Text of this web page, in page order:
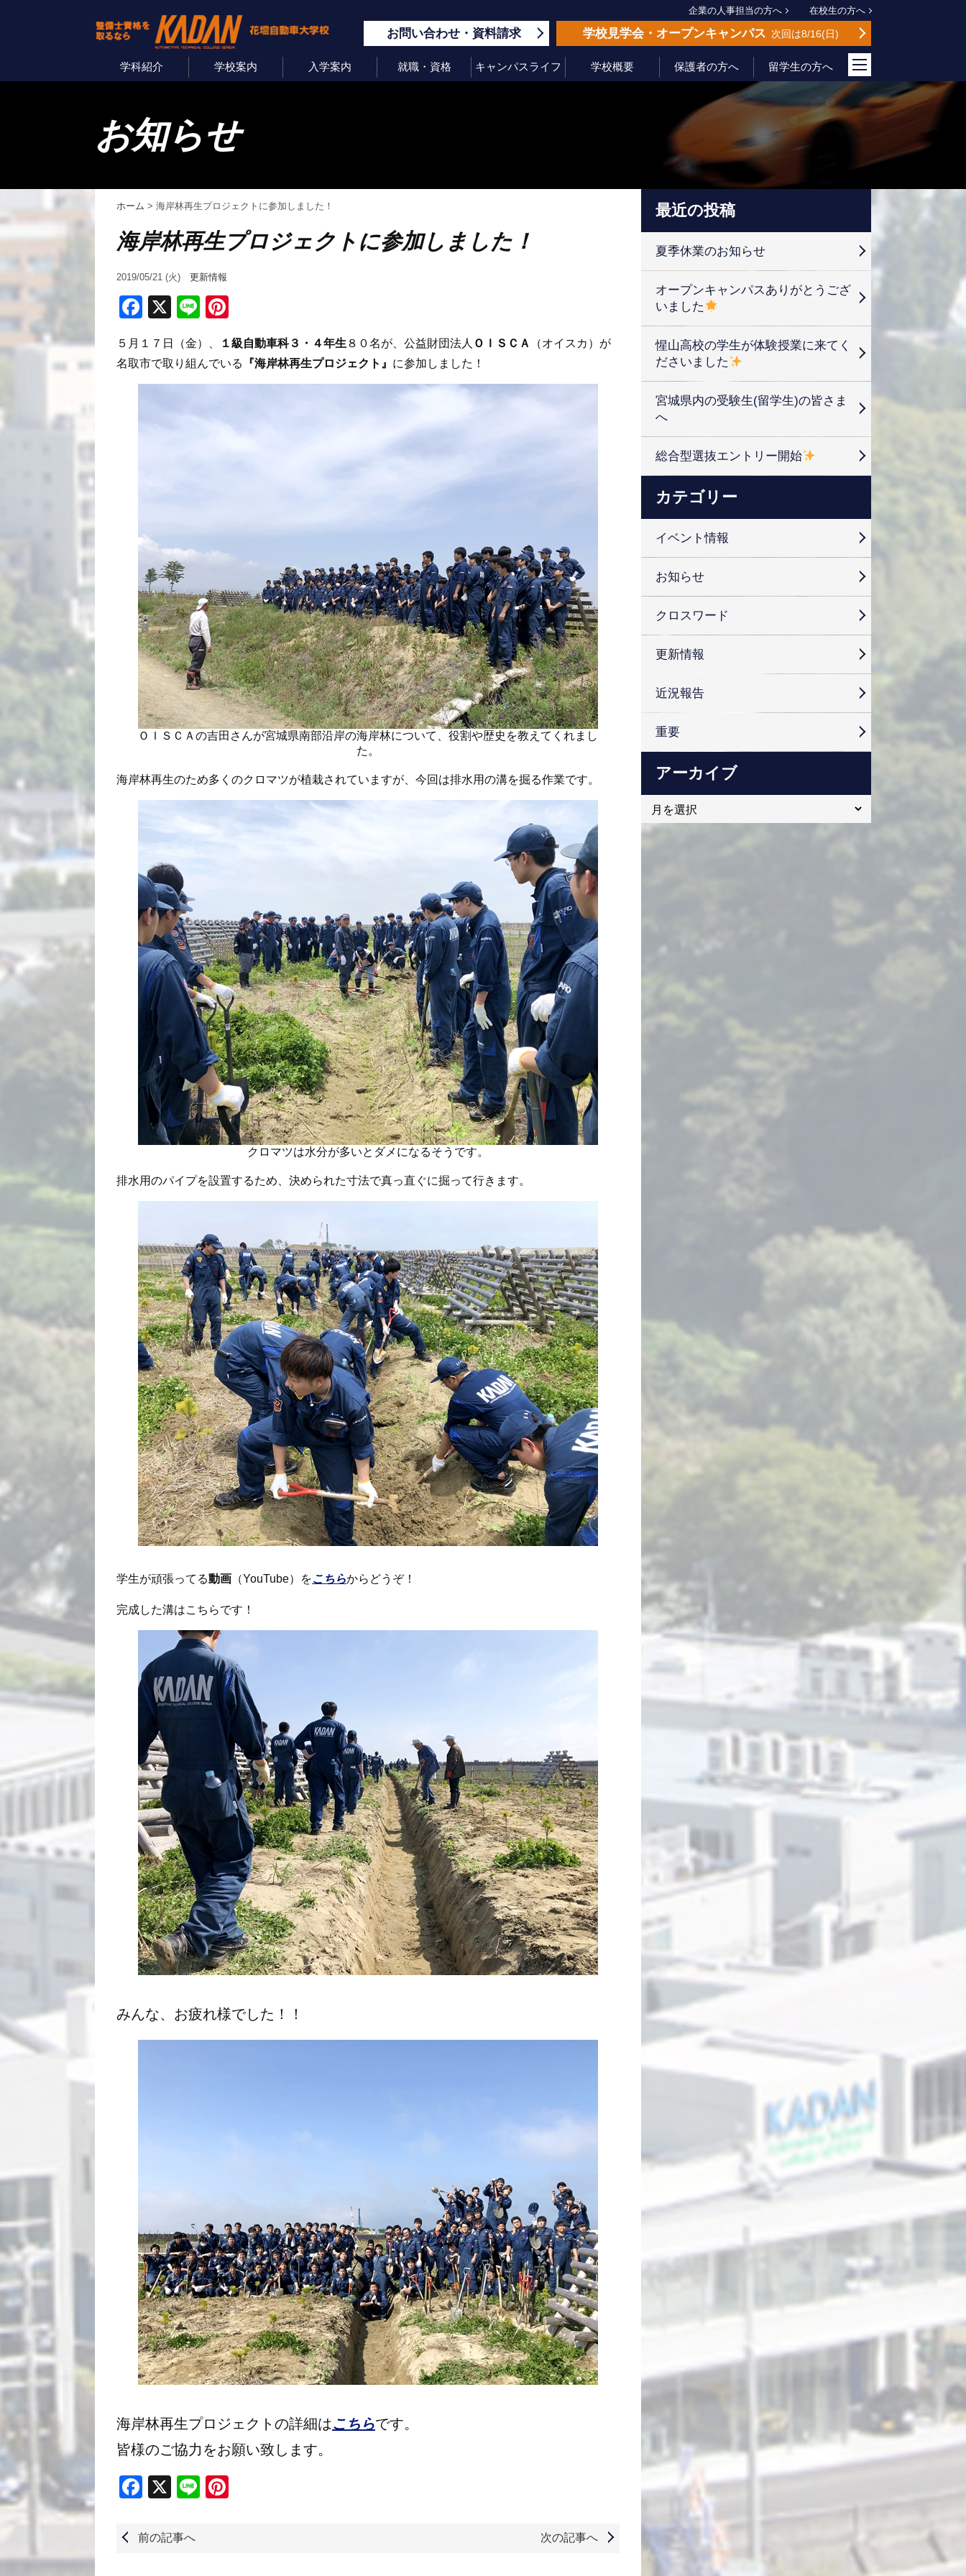
企業の人事担当の方へ 在校生の方へ
お問い合わせ 資料請求 学校見学会 オープンキャンパス 次回は8/16 日
学科紹介 学校案内 入学案内 就職・資格 キャンパスライフ 学校概要 保護者の方へ 留学生の方へ
お知らせ
ホーム > 海岸林再生プロジェクトに参加しました！
海岸林再生プロジェクトに参加しました！
2019/05/21 (火) 更新情報
Facebook
X Line
５月１７日（金）、 １級自動車科３・４年生 ８０名が、公益財団法人 ＯＩＳＣＡ
（オイスカ）が
名取市で取り組んでいる
『海岸林再生プロジェクト』 に参加しました！
ＯＩＳＣＡの吉田さんが宮城県南部沿岸の海岸林について、役割や歴史を教えてくれまし
た。
海岸林再生のため多くのクロマツが植栽されていますが、今回は排水用の溝を掘る作業です。
クロマツは水分が多いとダメになるそうです。
排水用のパイプを設置するため、決められた寸法で真っ直ぐに掘って行きます。
学生が頑張ってる動画 （YouTube）をこちらからどうぞ！
完成した溝はこちらです！
みんな、お疲れ様でした！！
海岸林再生プロジェクトの詳細はこちらです。
皆様のご協力をお願い致します。
Facebook
X Line
前の記事へ 次の記事へ
最近の投稿
夏季休業のお知らせ
オープンキャンパスありがとうござ
いました
惺山高校の学生が体験授業に来てく
ださいました
宮城県内の受験生(留学生)の皆さま
へ
総合型選抜エントリー開始
カテゴリー
イベント情報
お知らせ
クロスワード
更新情報
近況報告
重要
アーカイブ